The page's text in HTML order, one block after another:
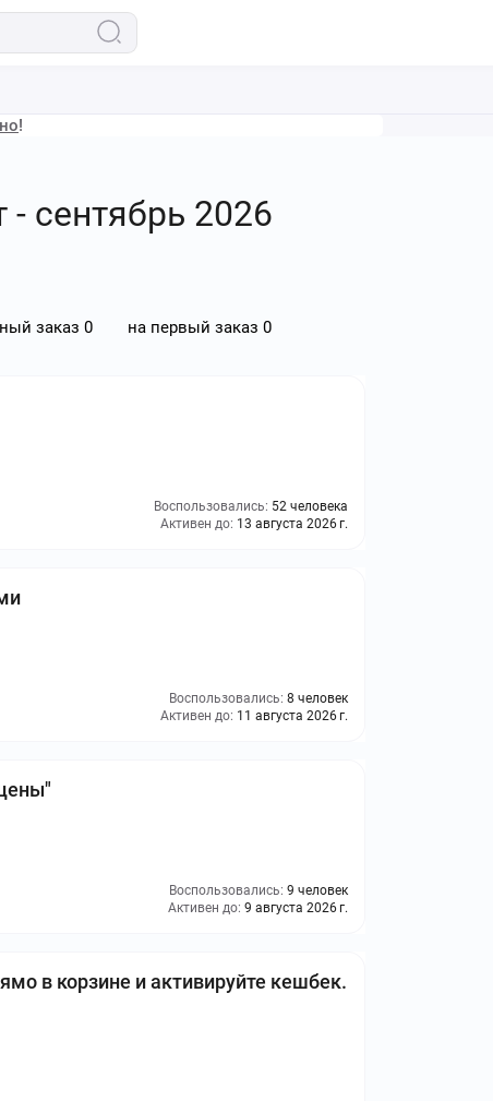
!
сентябрь 2026
заказ 0 на первый заказ 0
Воспользовались: 52 человека
Активен до: 13 августа 2026 г.
Воспользовались: 8 человек
Активен до: 11 августа 2026 г.
Воспользовались: 9 человек
Активен до: 9 августа 2026 г.
в корзине и активируйте кешбек.